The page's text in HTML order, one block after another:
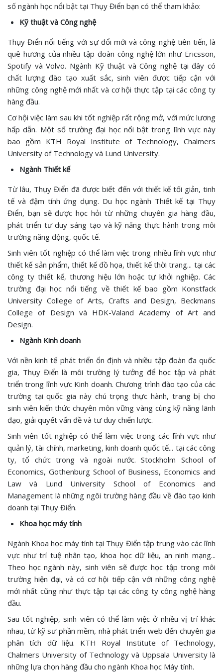
số ngành học nổi bật tại Thụy Điển bạn có thể tham khảo:
Kỹ thuật và Công nghệ
Thụy Điển nổi tiếng với sự đổi mới và công nghệ tiên tiến, là
quê hương của nhiều tập đoàn công nghệ lớn như Ericsson,
Spotify và Volvo. Ngành Kỹ thuật và Công nghệ tại đây có
chất lượng đào tạo xuất sắc, sinh viên được tiếp cận với
những công nghệ mới nhất và cơ hội thực tập tại các công ty
hàng đầu.
Cơ hội việc làm sau khi tốt nghiệp rất rộng mở, với mức lương
hấp dẫn. Một số trường đại học nổi bật trong lĩnh vực này
bao gồm KTH Royal Institute of Technology, Chalmers
University of Technology và Lund University.
Ngành Thiết kế
Từ lâu, Thụy Điển đã được biết đến với thiết kế tối giản, tinh
tế và đậm tính ứng dụng. Du học ngành Thiết kế tại Thụy
Điển, bạn sẽ được học hỏi từ những chuyên gia hàng đầu,
phát triển tư duy sáng tạo và kỹ năng thực hành trong môi
trường năng động, quốc tế.
Sinh viên tốt nghiệp có thể làm việc trong nhiều lĩnh vực như
thiết kế sản phẩm, thiết kế đồ họa, thiết kế thời trang... tại các
công ty thiết kế, thương hiệu lớn hoặc tự khởi nghiệp. Các
trường đại học nổi tiếng về thiết kế bao gồm Konstfack
University College of Arts, Crafts and Design, Beckmans
College of Design và HDK-Valand Academy of Art and
Design.
Ngành Kinh doanh
Với nền kinh tế phát triển ổn định và nhiều tập đoàn đa quốc
gia, Thụy Điển là môi trường lý tưởng để học tập và phát
triển trong lĩnh vực Kinh doanh. Chương trình đào tạo của các
trường tại quốc gia này chú trọng thực hành, trang bị cho
sinh viên kiến thức chuyên môn vững vàng cùng kỹ năng lãnh
đạo, giải quyết vấn đề và tư duy chiến lược.
Sinh viên tốt nghiệp có thể làm việc trong các lĩnh vực như
quản lý, tài chính, marketing, kinh doanh quốc tế... tại các công
ty, tổ chức trong và ngoài nước. Stockholm School of
Economics, Gothenburg School of Business, Economics and
Law và Lund University School of Economics and
Management là những ngôi trường hàng đầu về đào tạo kinh
doanh tại Thụy Điển.
Khoa học máy tính
Ngành Khoa học máy tính tại Thụy Điển tập trung vào các lĩnh
vực như trí tuệ nhân tạo, khoa học dữ liệu, an ninh mạng...
Theo học ngành này, sinh viên sẽ được học tập trong môi
trường hiện đại, và có cơ hội tiếp cận với những công nghệ
mới nhất cũng như thực tập tại các công ty công nghệ hàng
đầu.
Sau tốt nghiệp, sinh viên có thể làm việc ở nhiều vị trí khác
nhau, từ kỹ sư phần mềm, nhà phát triển web đến chuyên gia
phân tích dữ liệu. KTH Royal Institute of Technology,
Chalmers University of Technology và Uppsala University là
những lựa chọn hàng đầu cho ngành Khoa học Máy tính.